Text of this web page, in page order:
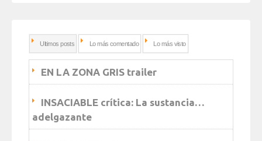
Ultimos posts Lo más comentado Lo más visto
EN LA ZONA GRIS trailer
INSACIABLE crítica: La sustancia…
adelgazante